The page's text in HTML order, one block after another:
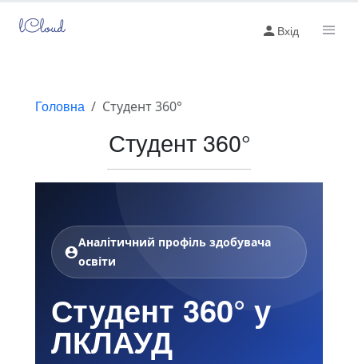
lCloud Вхід
Головна Студент 360°
Студент 360°
Аналітичний профіль здобувача
освіти
Студент 360° у
ЛКЛАУД